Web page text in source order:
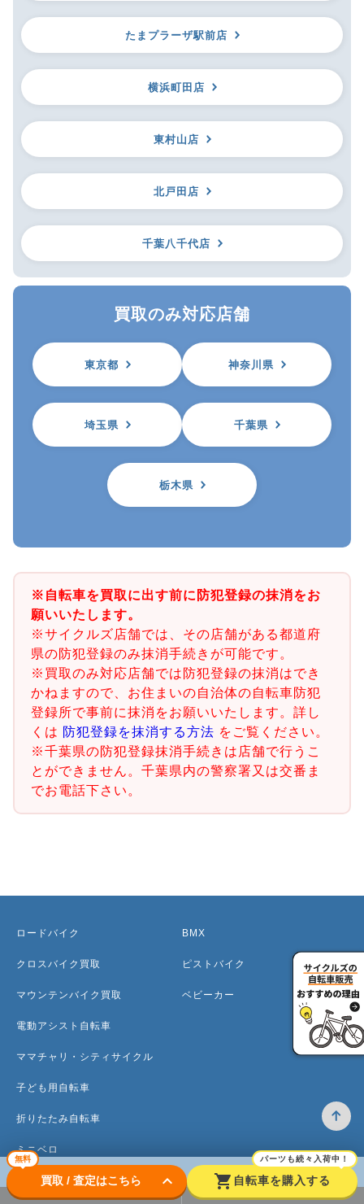
たまプラーザ駅前店
横浜町田店
東村山店
北戸田店
千葉八千代店
買取のみ対応店舗
東京都 神奈川県
埼玉県 千葉県
栃木県
※自転車を買取に出す前に防犯登録の抹消をお
願いいたします。
※サイクルズ店舗では、その店舗がある都道府
県の防犯登録のみ抹消手続きが可能です。
※買取のみ対応店舗では防犯登録の抹消はでき
かねますので、お住まいの自治体の自転車防犯
登録所で事前に抹消をお願いいたします。詳し
くは 防犯登録を抹消する方法 をご覧ください。
※千葉県の防犯登録抹消手続きは店舗で行うこ
とができません。千葉県内の警察署又は交番ま
でお電話下さい。
無料
買取 / 査定はこちら keyboard_arrow_down shopping_cart
パーツも続々入荷中！
自転車を購入する
ロードバイク
クロスバイク買取
マウンテンバイク買取
電動アシスト自転車
ママチャリ・シティサイクル
子ども用自転車
折りたたみ自転車
ミニベロ
BMX
ピストバイク
ベビーカー